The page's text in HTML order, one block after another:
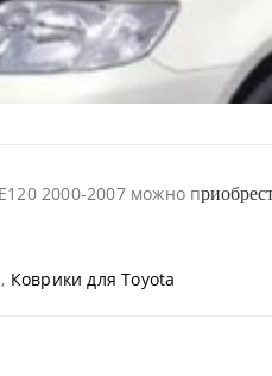
2000-2007 можно п
, Коврики для Toyota